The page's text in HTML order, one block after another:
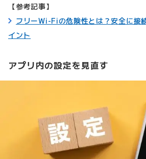
【参考記事】
フリーWi-Fiの危険性とは？安全に接
イント
アプリ内の設定を見直す